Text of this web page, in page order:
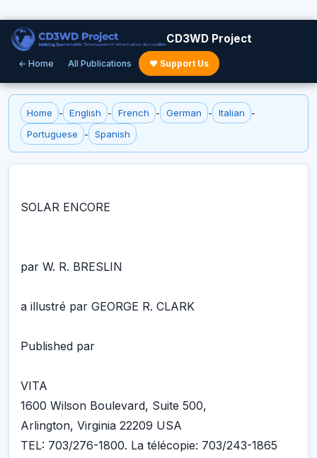
CD3WD Project
← Home All Publications ♥ Support Us
Home - English - French - German - Italian
-
Portuguese
- Spanish
SOLAR ENCORE
par W. R. BRESLIN
a illustré par GEORGE R. CLARK
Published par
VITA
1600 Wilson Boulevard, Suite 500,
Arlington, Virginia 22209 USA
TEL: 703/276-1800. La télécopie: 703/243-1865